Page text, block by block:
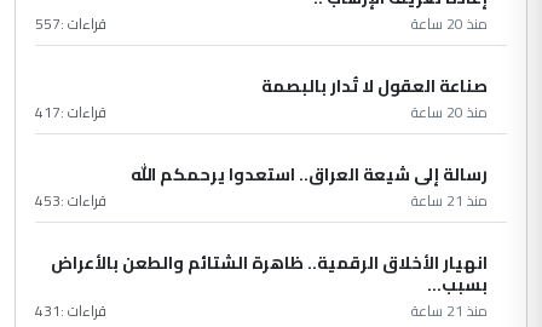
منذ 20 ساعة قراءات :557
صناعة العقول لا تُدار بالبصمة
منذ 20 ساعة قراءات :417
رسالة إلى شيعة العراق.. استعدوا يرحمكم الله
منذ 21 ساعة قراءات :453
انهيار الأخلاق الرقمية.. ظاهرة الشتائم والطعن بالأعراض
بسبب...
منذ 21 ساعة قراءات :431